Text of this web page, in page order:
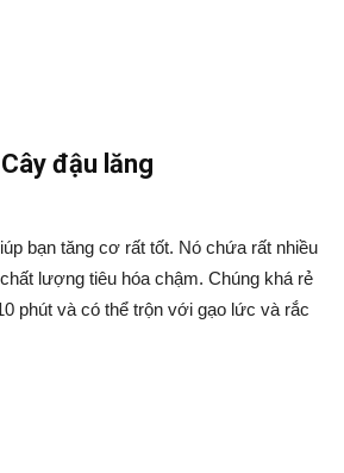
Cây đậu lăng
bạn tăng cơ rất tốt. Nó chứa rất nhiều
lượng tiêu hóa chậm. Chúng khá rẻ
phút và có thể trộn với gạo lức và rắc